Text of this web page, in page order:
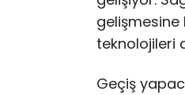
gelişmesine
teknolojileri
Geçiş